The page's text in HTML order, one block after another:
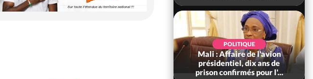
POLITIQUE
Mali : Affaire de l'avion
présidentiel, dix ans de
prison confirmés pour l'...